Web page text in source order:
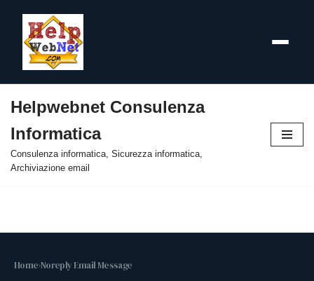
al
contenuto
Helpwebnet Consulenza
Informatica
Consulenza informatica, Sicurezza informatica,
Archiviazione email
Home›Noreply Email Message